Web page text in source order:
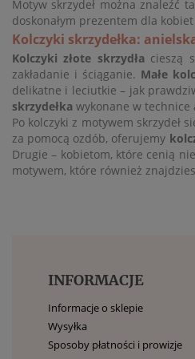
Motyw skrzydeł można znaleźć
doskonałym prezentem dla
Kolczyki skrzydełka:
Kolczyki złote skrzydłacieszą
zakładanie i ściąganie. Małe
delikatne i leciutkie – jak
skrzydełka wykonane w technice
Po kolczyki z motywem skrzydeł
za pomocą ozdób, oferujemy
Drugie – kobietom, które cenią
motywem, które również
INFORMACJE
Informacje o sklepie
Wysyłka
Sposoby płatności i prowizje